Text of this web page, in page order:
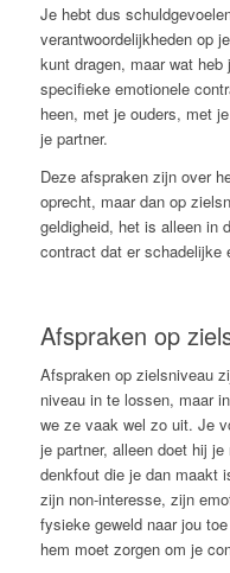
Je hebt dus
verantwoordelijkheden op
kunt dragen, maar wat
specifieke emotionele
heen, met je ouders, met
je partner.
Deze afspraken zijn over
oprecht, maar dan op
geldigheid, het is alleen in
contract dat er schadelijke
Afspraken op
Afspraken op zielsniveau
niveau in te lossen, maar
we ze vaak wel zo uit. Je
je partner, alleen doet hij
denkfout die je dan maakt
zijn non-interesse, zijn
fysieke geweld naar jou
hem moet zorgen om je